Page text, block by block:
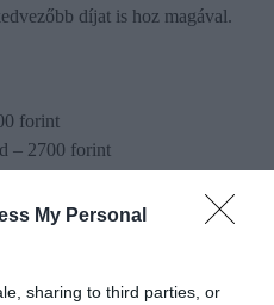
My Personal
sharing to third parties, or
díjat is hoz magával.
forint
– 2700 forint
7500 Forint, szombat-
– 1800 forint június 18-ig,